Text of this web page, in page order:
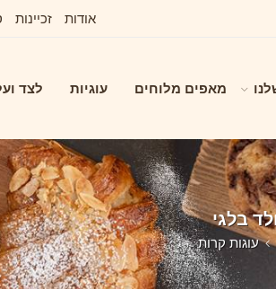
אודות זכיינות
מאפים מלוחים עוגיות לצד
בלגי
עוגות קרות